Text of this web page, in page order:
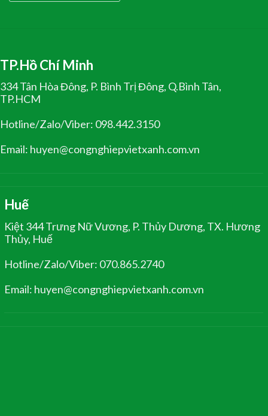
TP.Hồ Chí Minh
334 Tân Hòa Đông, P. Bình Trị Đông, Q.Bình Tân,
TP.HCM
Hotline/Zalo/Viber: 098.442.3150
Email: huyen@congnghiepvietxanh.com.vn
Huế
Kiệt 344 Trưng Nữ Vương, P. Thủy Dương, TX. Hương
Thủy, Huế
Hotline/Zalo/Viber: 070.865.2740
Email: huyen@congnghiepvietxanh.com.vn